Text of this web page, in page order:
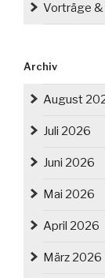
Vorträge &
Archiv
August
Juli 2026
Juni 2026
Mai 2026
April 2026
März 2026